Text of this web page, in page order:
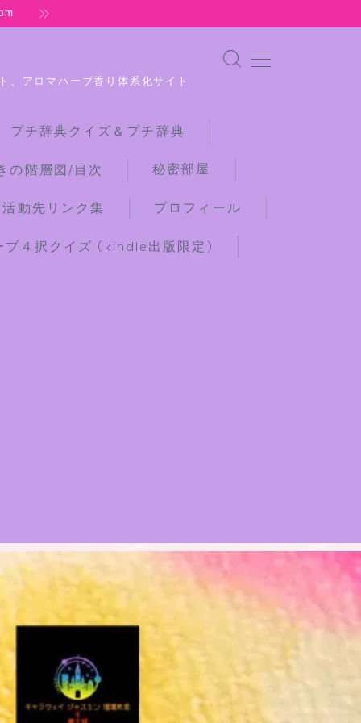
、アロマハーブ香り体系化サイト
チ辞典クイズ＆プチ辞典
の階層図/目次 秘密部屋
動先リンク集 プロフィール
４択クイズ (kindle出版限定)